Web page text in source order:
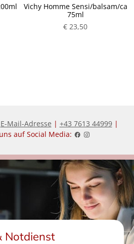
Vichy Homme Sensi/balsam/ca
75ml
€ 23,50
E-Mail-Adresse | +43 7613 44999|
auf Social Media:
Notdienst